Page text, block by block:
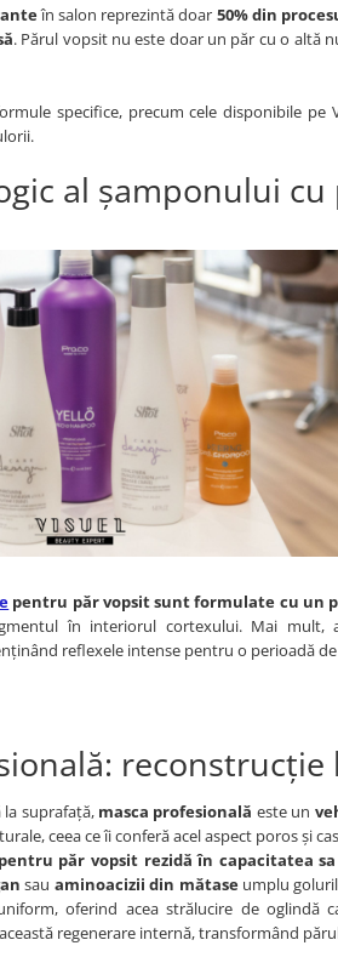
în salon reprezintă doar 50% din
. Părul vopsit nu este doar un păr cu o altă
specifice, precum cele disponibile
al șamponului cu
pentru păr vopsit sunt formulate cu un
în interiorul cortexului. Mai mult,
reflexele intense pentru o perioadă
la suprafață, masca profesională este un
ceea ce îi conferă acel aspect poros și
păr vopsit rezidă în capacitatea
sau aminoacizii din mătase umplu
oferind acea strălucire de oglindă
regenerare internă, transformând